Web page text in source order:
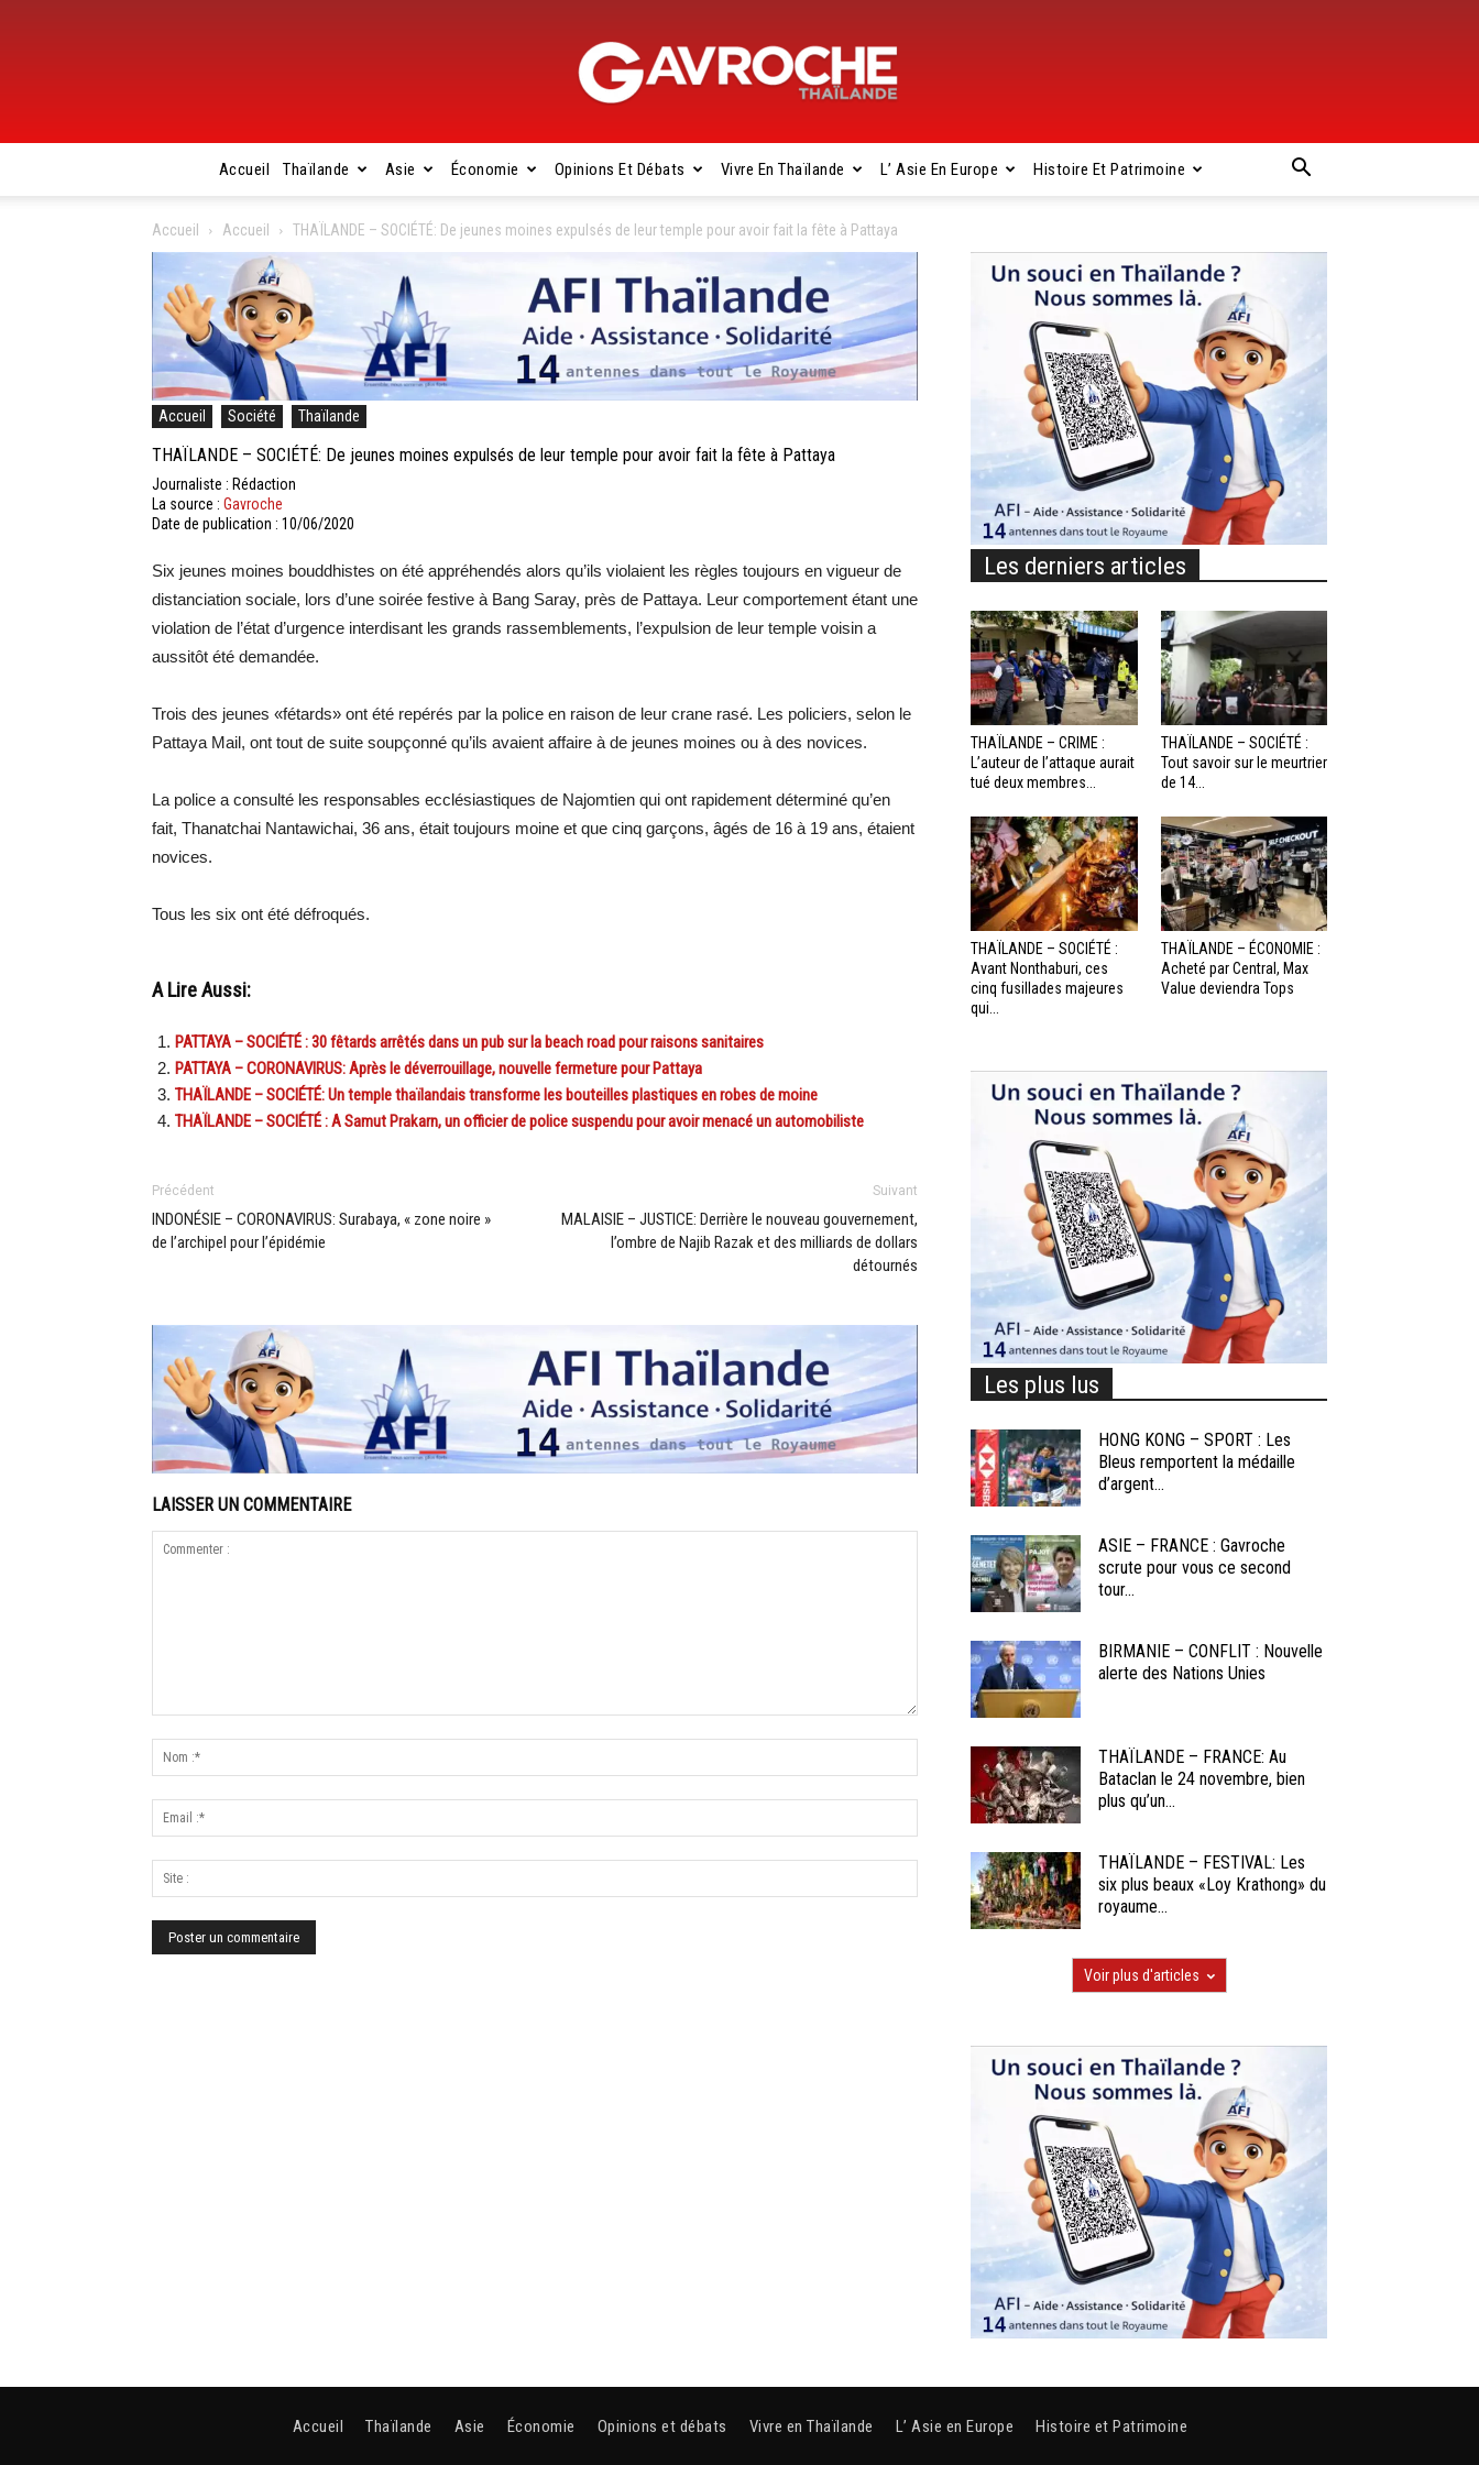
Gavroche
Thaïlande
Accueil Thaïlande Asie Économie Opinions Et Débats Vivre En Thaïlande L’ Asie En Europe Histoire Et Patrimoine
Accueil Accueil THAÏLANDE – SOCIÉTÉ: De jeunes moines expulsés de leur temple pour avoir fait la fête à Pattaya
Accueil Société Thaïlande
THAÏLANDE – SOCIÉTÉ: De jeunes moines expulsés de leur temple pour avoir fait la fête à Pattaya
Journaliste : Rédaction
La source : Gavroche
Date de publication : 10/06/2020
Six jeunes moines bouddhistes on été appréhendés alors qu’ils violaient les règles toujours en vigueur de
distanciation sociale, lors d’une soirée festive à Bang Saray, près de Pattaya. Leur comportement étant une
violation de l’état d’urgence interdisant les grands rassemblements, l’expulsion de leur temple voisin a
aussitôt été demandée.
Trois des jeunes «fétards» ont été repérés par la police en raison de leur crane rasé. Les policiers, selon le
Pattaya Mail, ont tout de suite soupçonné qu’ils avaient affaire à de jeunes moines ou à des novices.
La police a consulté les responsables ecclésiastiques de Najomtien qui ont rapidement déterminé qu’en
fait, Thanatchai Nantawichai, 36 ans, était toujours moine et que cinq garçons, âgés de 16 à 19 ans, étaient
novices.
Tous les six ont été défroqués.
A Lire Aussi:
PATTAYA – SOCIÉTÉ : 30 fêtards arrêtés dans un pub sur la beach road pour raisons sanitaires
PATTAYA – CORONAVIRUS: Après le déverrouillage, nouvelle fermeture pour Pattaya
THAÏLANDE – SOCIÉTÉ: Un temple thaïlandais transforme les bouteilles plastiques en robes de moine
THAÏLANDE – SOCIÉTÉ : A Samut Prakarn, un officier de police suspendu pour avoir menacé un automobiliste
Précédent
INDONÉSIE – CORONAVIRUS: Surabaya, « zone noire »
de l’archipel pour l’épidémie
Suivant
MALAISIE – JUSTICE: Derrière le nouveau gouvernement,
l’ombre de Najib Razak et des milliards de dollars
détournés
LAISSER UN COMMENTAIRE
Les derniers articles
THAÏLANDE – CRIME :
L’auteur de l’attaque aurait
tué deux membres...
THAÏLANDE – SOCIÉTÉ :
Tout savoir sur le meurtrier
de 14...
THAÏLANDE – SOCIÉTÉ :
Avant Nonthaburi, ces
cinq fusillades majeures
qui...
THAÏLANDE – ÉCONOMIE :
Acheté par Central, Max
Value deviendra Tops
Les plus lus
HONG KONG – SPORT : Les
Bleus remportent la médaille
d’argent...
ASIE – FRANCE : Gavroche
scrute pour vous ce second
tour...
BIRMANIE – CONFLIT : Nouvelle
alerte des Nations Unies
THAÏLANDE – FRANCE: Au
Bataclan le 24 novembre, bien
plus qu’un...
THAÏLANDE – FESTIVAL: Les
six plus beaux «Loy Krathong» du
royaume...
Voir plus d'articles
Accueil Thaïlande Asie Économie Opinions et débats Vivre en Thaïlande L’ Asie en Europe Histoire et Patrimoine